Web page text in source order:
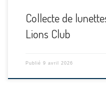
Collecte de
Lions Club
Publié 9 avril 2026